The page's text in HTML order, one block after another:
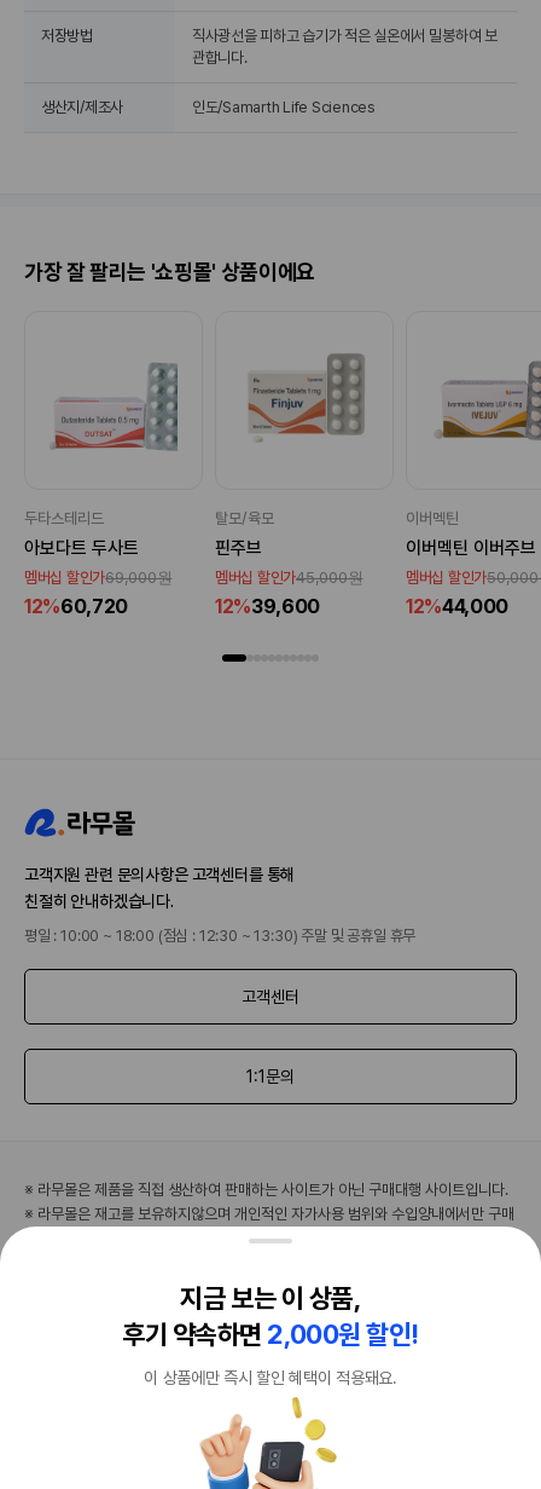
저장방법
직사광선을 피하고 습기가 적은 실온에서 밀봉하여 보
관합니다.
생산지/제조사 인도/Samarth Life Sciences
가장 잘 팔리는 '쇼핑몰' 상품이에요
두타스테리드
아보다트 두사트
멤버십 할인가69,000원
12%60,720
탈모/육모
핀주브
멤버십 할인가45,000원
12%39,600
이버멕틴
이버멕틴 이버주브
멤버십 할인가50,000
12%44,000
지금 보는 이 상품,
후기 약속하면 2,000원 할인!
이 상품에만 즉시 할인 혜택이 적용돼요.
고객지원 관련 문의사항은 고객센터를 통해
친절히 안내하겠습니다.
평일 : 10:00 ~ 18:00 (점심 : 12:30 ~ 13:30) 주말 및 공휴일 휴무
고객센터
1:1문의
※ 라무몰은 제품을 직접 생산하여 판매하는 사이트가 아닌 구매대행 사이트입니다.
※ 라무몰은 재고를 보유하지않으며 개인적인 자가사용 범위와 수입양내에서만 구매
※ 이용자의 안전을 위해 의사의 처방전 또는 지시를 수반하지 않는 의약품의 사용은
삼가 주시기 바랍니다.
개인정보취급방침 이용가이드
특정상거래법
Copyright ⓒ 2020 RAMUMALL All rights reserved.